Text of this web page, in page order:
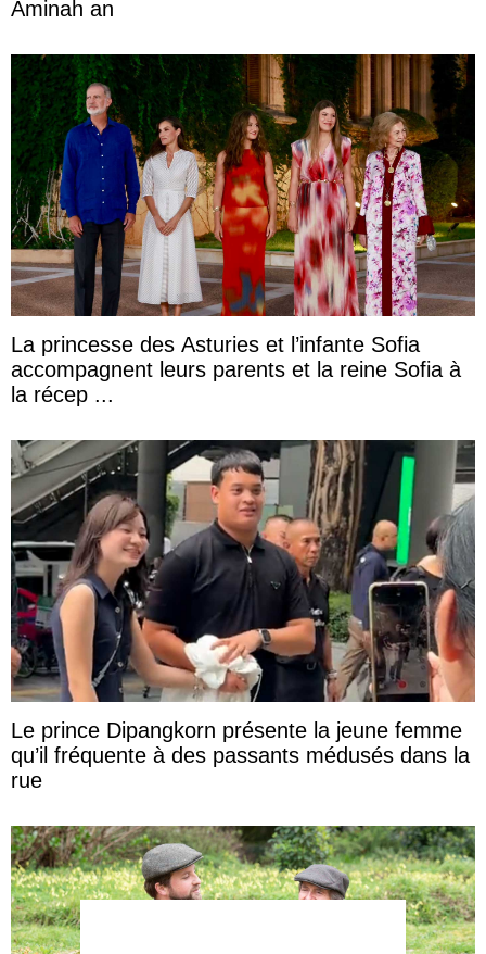
Aminah an
La princesse des Asturies et l’infante Sofia
accompagnent leurs parents et la reine Sofia à
la récep ...
Le prince Dipangkorn présente la jeune femme
qu’il fréquente à des passants médusés dans la
rue